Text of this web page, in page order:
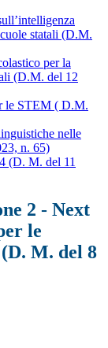
statali (D.M.
per la
(D.M. del 12
le STEM ( D.M.
nelle
n. 65)
(D. M. del 11
2 - Next
le
M. del 8